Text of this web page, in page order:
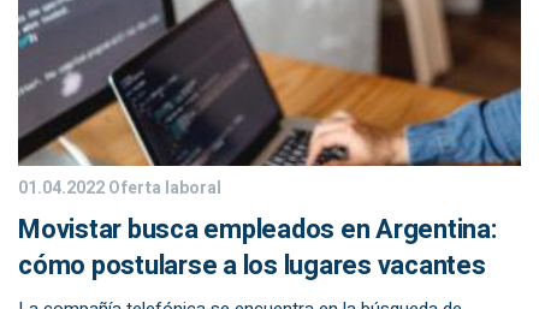
01.04.2022Oferta laboral
Movistar busca empleados en Argentina:
cómo postularse a los lugares vacantes